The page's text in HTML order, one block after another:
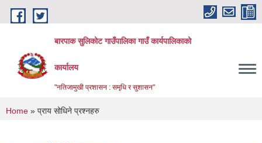
Skip to main content
बारपाक सुलिकोट गाउँपालिका गाउँ कार्यपालिकाको
कार्यालय
"नतिजामुखी प्रशासन : समृधि र सुशासन"
You are here
Home » प्राय सोधिने प्रश्नहरु